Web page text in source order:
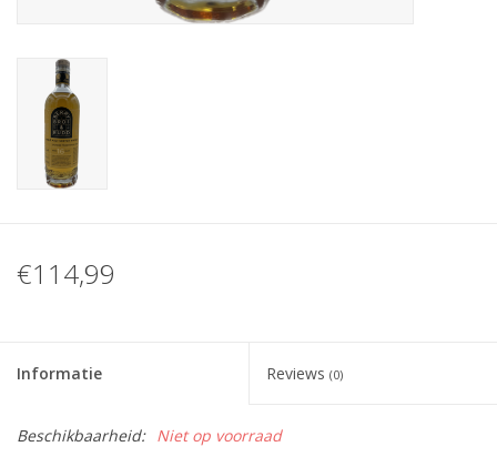
€114,99
Informatie Reviews (0)
Beschikbaarheid: Niet op voorraad